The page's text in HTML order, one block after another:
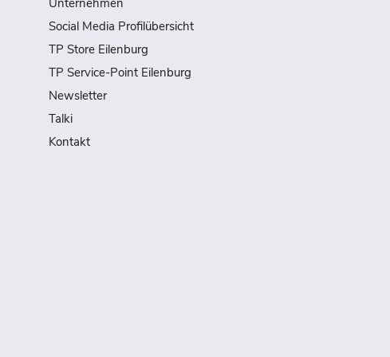
Social Media Profilübersicht
TP Store Eilenburg
TP Service-Point Eilenburg
Newsletter
Talki
Kontakt